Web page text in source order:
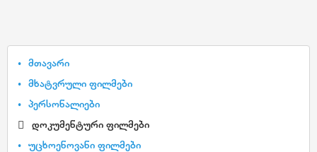
მთავარი
მხატვრული ფილმები
პერსონალიები
დოკუმენტური ფილმები
უცხოენოვანი ფილმები